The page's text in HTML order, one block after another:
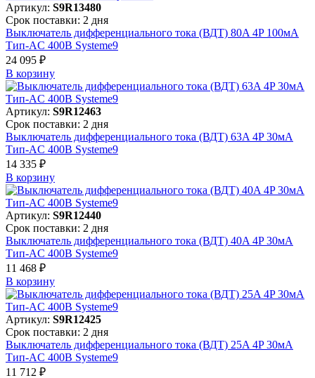
Артикул: S9R13480
Срок поставки: 2 дня
Выключатель дифференциального тока (ВДТ) 80A 4P 100мА
Тип-AC 400В Systeme9
24 095 ₽
В корзинy
Артикул: S9R12463
Срок поставки: 2 дня
Выключатель дифференциального тока (ВДТ) 63A 4P 30мА
Тип-AC 400В Systeme9
14 335 ₽
В корзинy
Артикул: S9R12440
Срок поставки: 2 дня
Выключатель дифференциального тока (ВДТ) 40A 4P 30мА
Тип-AC 400В Systeme9
11 468 ₽
В корзинy
Артикул: S9R12425
Срок поставки: 2 дня
Выключатель дифференциального тока (ВДТ) 25A 4P 30мА
Тип-AC 400В Systeme9
11 712 ₽